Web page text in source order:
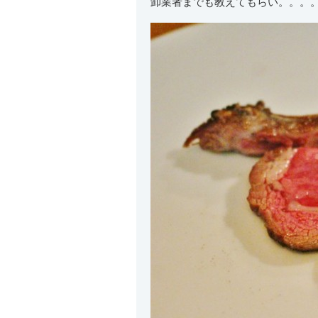
卸業者までも教えてもらい。。。